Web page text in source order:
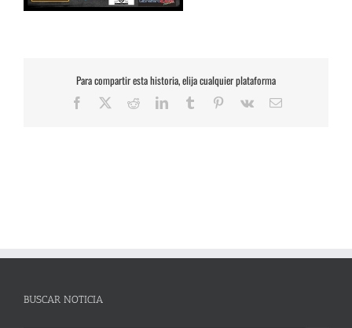
Para compartir esta historia, elija cualquier plataforma
Facebook RedditLinkedInTumblr Pinterest
Vk
Correo
BUSCAR NOTICIA